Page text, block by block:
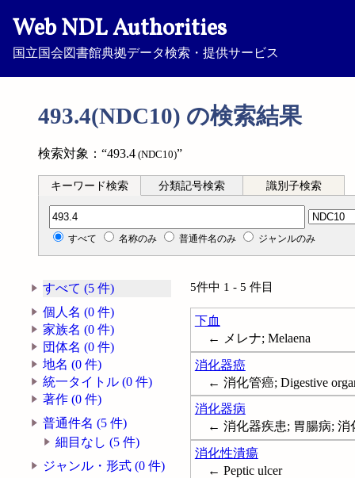
Web NDL Authorities
国立国会図書館典拠データ検索・提供サービス
493.4(NDC10) の検索結果
検索対象：“493.4 (NDC10)”
キーワード検索 分類記号検索 識別子検索
分類記号検索
すべて 名称のみ 普通件名のみ ジャンルのみ
すべて (5 件)
個人名 (0 件)
家族名 (0 件)
団体名 (0 件)
地名 (0 件)
統一タイトル (0 件)
著作 (0 件)
普通件名 (5 件)
細目なし (5 件)
ジャンル・形式 (0 件)
5件中 1 - 5 件目
下血
← メレナ; Melaena
消化器癌
← 消化管癌; Digestive
消化器病
← 消化器疾患; 胃腸病; 消
消化性潰瘍
← Peptic ulcer